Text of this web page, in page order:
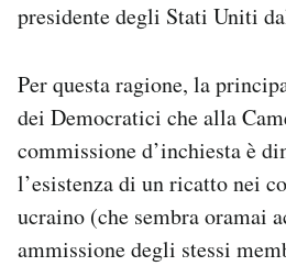
presidente degli Stati Uniti
Per questa ragione, la
dei Democratici che alla
commissione d’inchiesta è
l’esistenza di un ricatto nei
ucraino (che sembra oramai
ammissione degli stessi